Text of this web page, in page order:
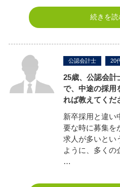
続きを
公認会計士 20
25歳、公認会計
で、中途の採用
れば教えてくだ
新卒採用と違い
要な時に募集を
求人が多いとい
ように、多くの
…